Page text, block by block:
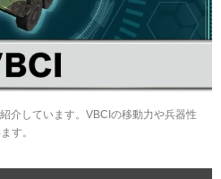
介しています。VBCIの移動力や兵器性
す。